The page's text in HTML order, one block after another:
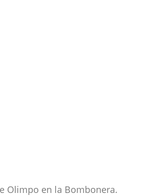
Olimpo en la Bombonera.